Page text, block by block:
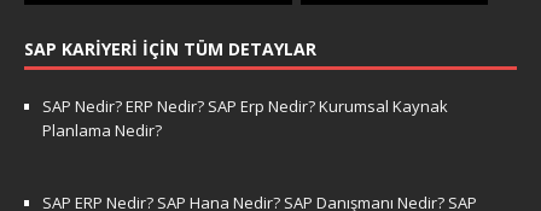
SAP KARIYERI İÇIN TÜM DETAYLAR
SAP Nedir? ERP Nedir? SAP Erp Nedir? Kurumsal Kaynak
Planlama Nedir?
SAP ERP Nedir? SAP Hana Nedir? SAP Danışmanı Nedir? SAP